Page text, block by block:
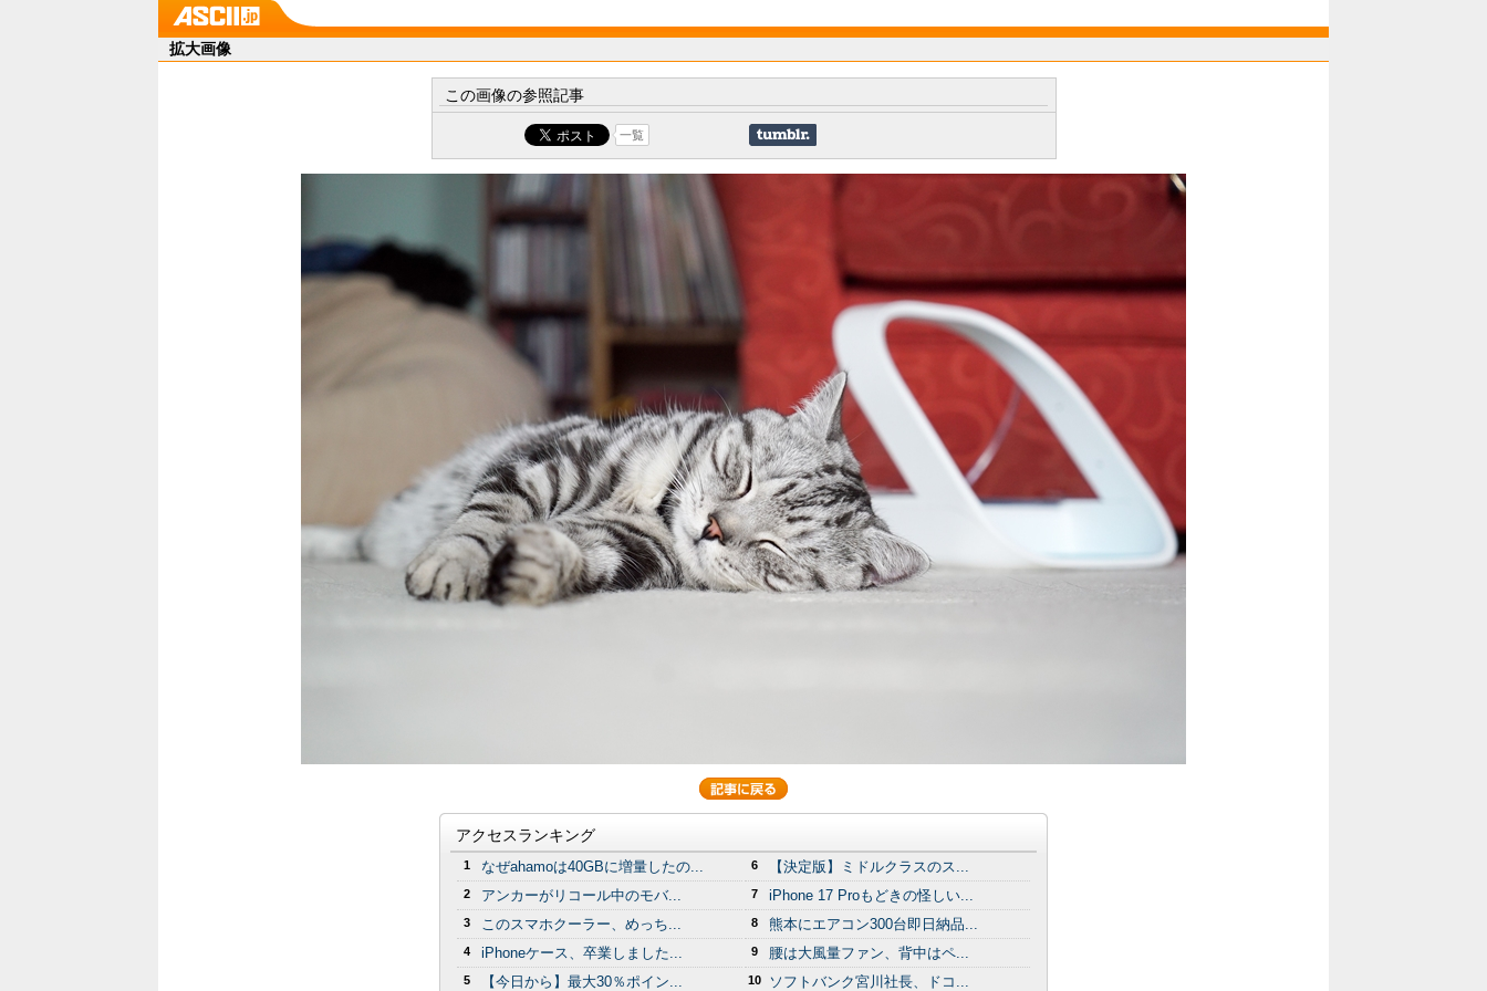
拡大画像
この画像の参照記事
一覧
アクセスランキング
1 なぜahamoは40GBに増量したの...
2 アンカーがリコール中のモバ...
3 このスマホクーラー、めっち...
4 iPhoneケース、卒業しました...
5 【今日から】最大30％ポイン...
6 【決定版】ミドルクラスのス...
7 iPhone 17 Proもどきの怪しい...
8 熊本にエアコン300台即日納品...
9 腰は大風量ファン、背中はペ...
10 ソフトバンク宮川社長、ドコ...